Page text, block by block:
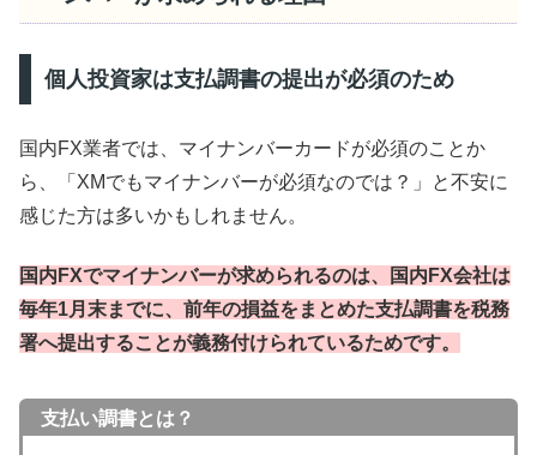
個人投資家は支払調書の提出が必須のため
国内FX業者では、マイナンバーカードが必須のことか
ら、「XMでもマイナンバーが必須なのでは？」と不安に
感じた方は多いかもしれません。
国内FXでマイナンバーが求められるのは、国内FX会社は
毎年1月末までに、前年の損益をまとめた支払調書を税務
署へ提出することが義務付けられているためです。
支払い調書とは？